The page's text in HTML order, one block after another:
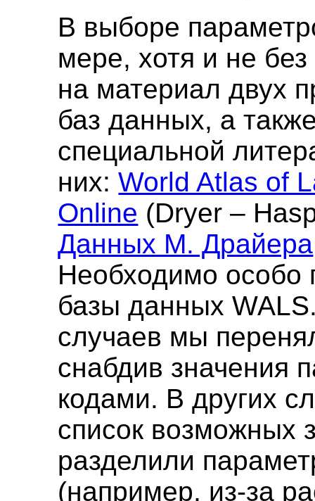
В выборе
мере, хотя и не
на материал двух
баз данных, а
специальной
них:World Atlas of
Online (Dryer –
Данных М. Драйера
Необходимо особо
базы данных
случаев мы
снабдив значения
кодами. В других
список возможных
разделили
(например, из-за